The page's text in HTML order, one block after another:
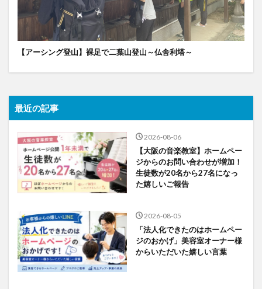
【アーシング登山】裸足で二葉山登山～仏舎利塔～
最近の記事
2026-08-06
【大阪の音楽教室】ホームペー
ジからのお問い合わせが増加！
生徒数が20名から27名になっ
た嬉しいご報告
2026-08-05
「法人化できたのはホームペー
ジのおかげ」美容室オーナー様
からいただいた嬉しい言葉